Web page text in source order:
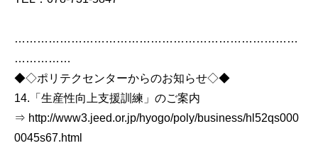
…………………………………………………………………
……………
◆◇ポリテクセンターからのお知らせ◇◆
14.「生産性向上支援訓練」のご案内
⇒ http://www3.jeed.or.jp/hyogo/poly/business/hl52qs000
0045s67.html